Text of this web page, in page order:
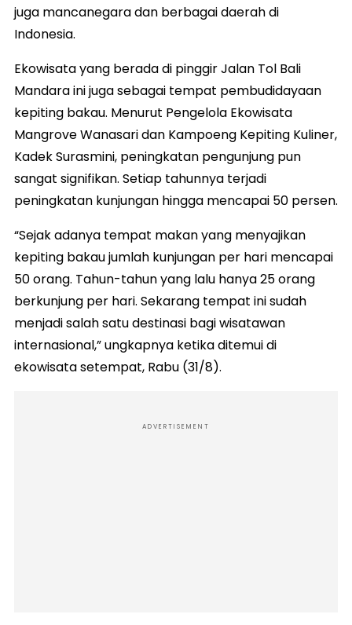
juga mancanegara dan berbagai daerah di
Indonesia.
Ekowisata yang berada di pinggir Jalan Tol Bali
Mandara ini juga sebagai tempat pembudidayaan
kepiting bakau. Menurut Pengelola Ekowisata
Mangrove Wanasari dan Kampoeng Kepiting Kuliner,
Kadek Surasmini, peningkatan pengunjung pun
sangat signifikan. Setiap tahunnya terjadi
peningkatan kunjungan hingga mencapai 50 persen.
“Sejak adanya tempat makan yang menyajikan
kepiting bakau jumlah kunjungan per hari mencapai
50 orang. Tahun-tahun yang lalu hanya 25 orang
berkunjung per hari. Sekarang tempat ini sudah
menjadi salah satu destinasi bagi wisatawan
internasional,” ungkapnya ketika ditemui di
ekowisata setempat, Rabu (31/8).
ADVERTISEMENT